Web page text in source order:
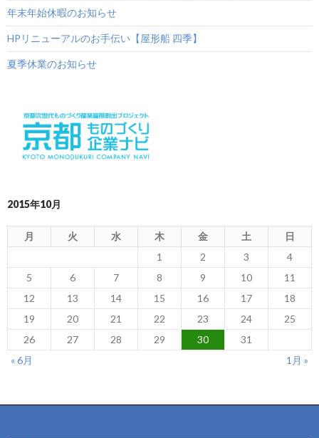
年末年始休暇のお知らせ
HPリニューアルのお手伝い【屋形船 四季】
夏季休業のお知らせ
2015年10月
月 火 水 木 金 土
日
1
2 3
4
5
6 7 8 9 10
11
12
13 14 15 16 17
18
19
20 21 22 23 24
25
26
27 28 29 30
31
« 6月
1月 »